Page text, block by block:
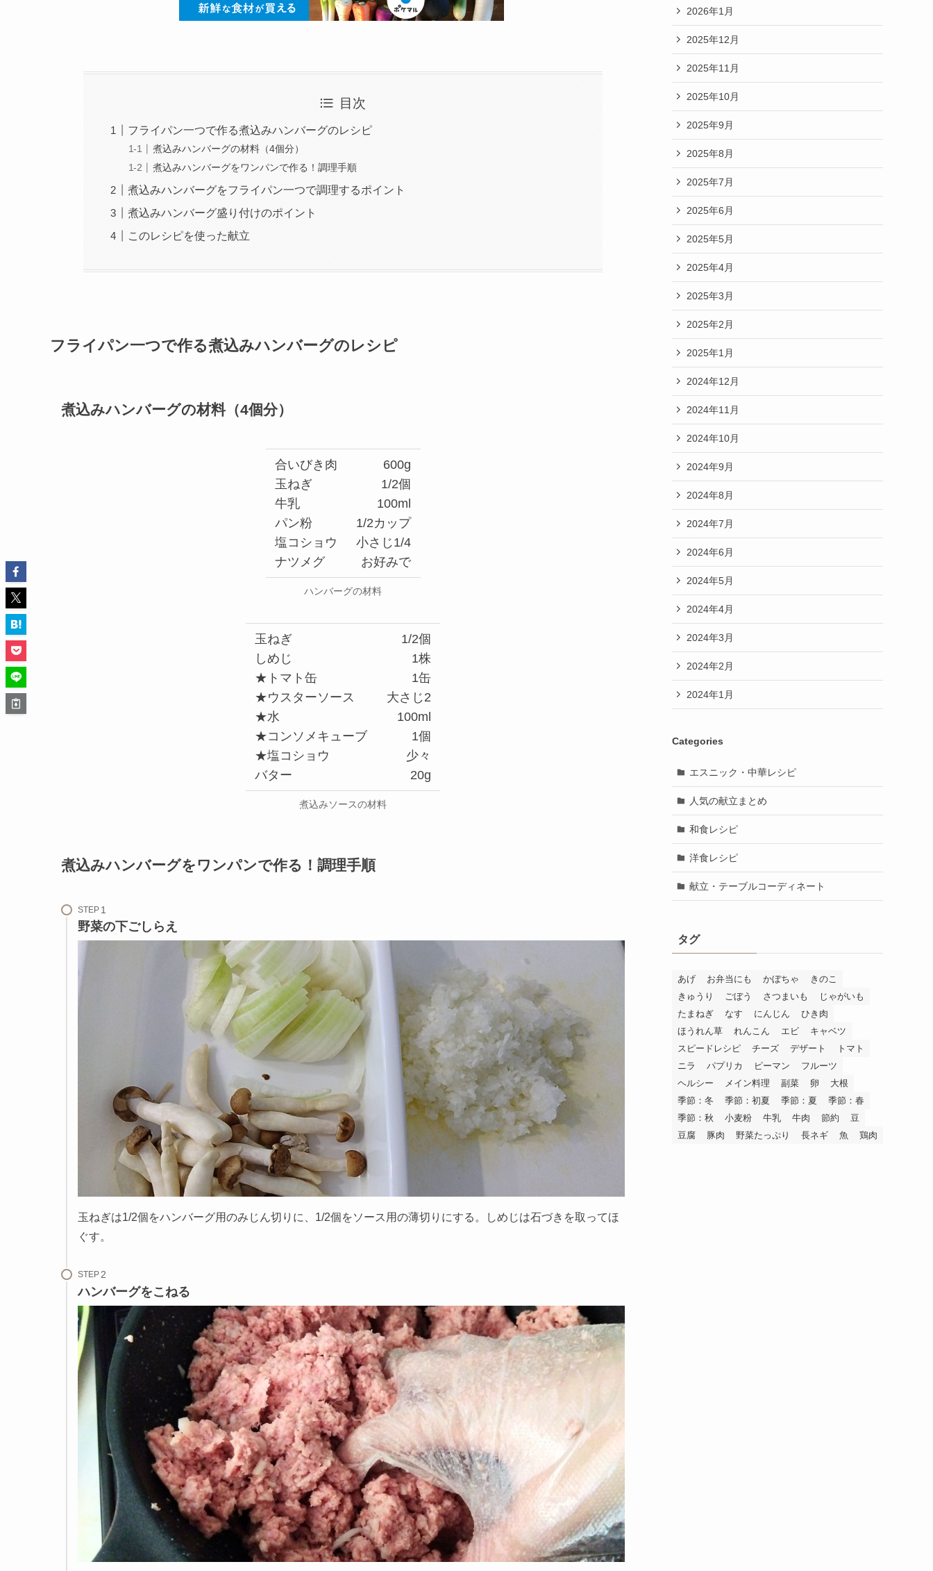
目次
フライパン一つで作る煮込みハンバーグのレシピ
煮込みハンバーグの材料（4個分）
煮込みハンバーグをワンパンで作る！調理手順
煮込みハンバーグをフライパン一つで調理するポイント
煮込みハンバーグ盛り付けのポイント
このレシピを使った献立
フライパン一つで作る煮込みハンバーグのレシピ
煮込みハンバーグの材料（4個分）
合いびき肉
玉ねぎ
牛乳
パン粉
塩コショウ
ナツメグ
600g
1/2個
100ml
1/2カップ
小さじ1/4
お好みで
ハンバーグの材料
玉ねぎ
しめじ
★トマト缶
★ウスターソース
★水
★コンソメキューブ
★塩コショウ
バター
1/2個
1株
1缶
大さじ2
100ml
1個
少々
20g
煮込みソースの材料
煮込みハンバーグをワンパンで作る！調理手順
STEP
野菜の下ごしらえ
玉ねぎは1/2個をハンバーグ用のみじん切りに、1/2個をソース用の薄切りにする。しめじは石づきを取ってほ
ぐす。
STEP
ハンバーグをこねる
2026年1月
2025年12月
2025年11月
2025年10月
2025年9月
2025年8月
2025年7月
2025年6月
2025年5月
2025年4月
2025年3月
2025年2月
2025年1月
2024年12月
2024年11月
2024年10月
2024年9月
2024年8月
2024年7月
2024年6月
2024年5月
2024年4月
2024年3月
2024年2月
2024年1月
Categories
エスニック・中華レシピ
人気の献立まとめ
和食レシピ
洋食レシピ
献立・テーブルコーディネート
タグ
あげ お弁当にも かぼちゃ
きのこ
きゅうり
ごぼう さつまいも
じゃがいも
たまねぎ
なす にんじん
ひき肉
ほうれん草
れんこん エビ
キャベツ
スピードレシピ
チーズ デザート
トマト
ニラ
パプリカ ピーマン
フルーツ
ヘルシー
メイン料理 副菜 卵
大根
季節：冬
季節：初夏 季節：夏
季節：春
季節：秋
小麦粉 牛乳 牛肉 節約
豆
豆腐
豚肉 野菜たっぷり 長ネギ 魚 鶏肉